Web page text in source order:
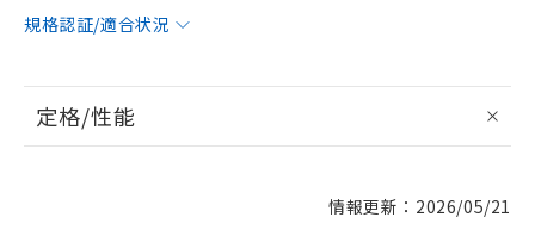
規格認証/適合状況
定格/性能
情報更新：2026/05/21